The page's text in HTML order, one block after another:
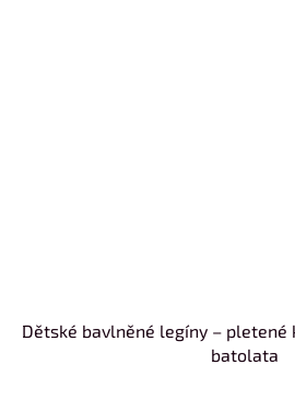
Dětské bavlněné legíny – pletené
batolata